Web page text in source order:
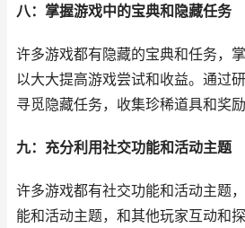
八：掌握游戏中的宝典和隐藏任务
许多游戏都有隐藏的宝典和任务，
以大大提高游戏尝试和收益。通过
寻觅隐藏任务，收集珍稀道具和奖励
九：充分利用社交功能和活动主题
许多游戏都有社交功能和活动主题
能和活动主题，和其他玩家互动和